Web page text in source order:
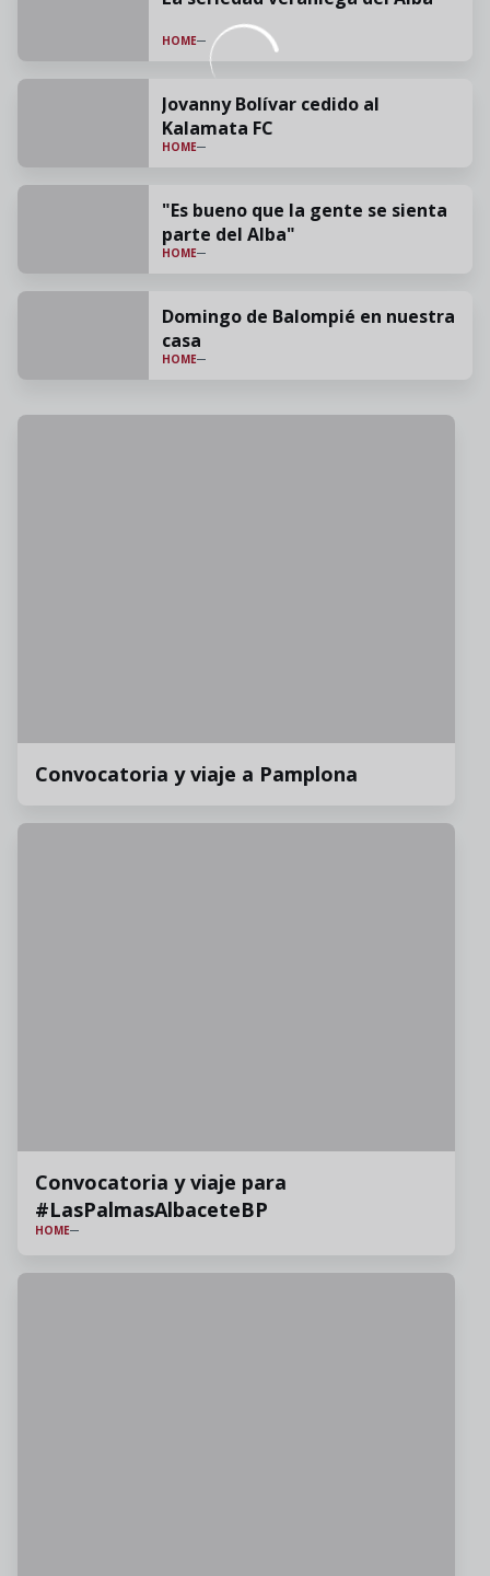
HOME
Jovanny Bolívar cedido al
Kalamata FC
HOME
"Es bueno que la gente se sienta
parte del Alba"
HOME
Domingo de Balompié en nuestra
casa
HOME
Convocatoria y viaje a Pamplona
Convocatoria y viaje para
#LasPalmasAlbaceteBP
HOME